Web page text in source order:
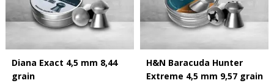
Diana Exact 4,5 mm 8,44
grain
H&N Baracuda Hunter
Extreme 4,5 mm 9,57 grain